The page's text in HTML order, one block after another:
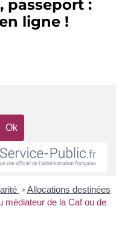
passeport :
ligne !
> Allocations destinées
médiateur de la Caf ou de